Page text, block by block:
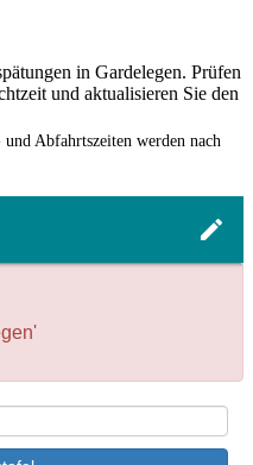
in Gardelegen. Prüfen
und aktualisieren Sie den
Abfahrtszeiten werden nach